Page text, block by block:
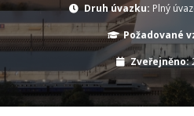
Druh úvazku: Plný
Požadované
Zveřejněno: